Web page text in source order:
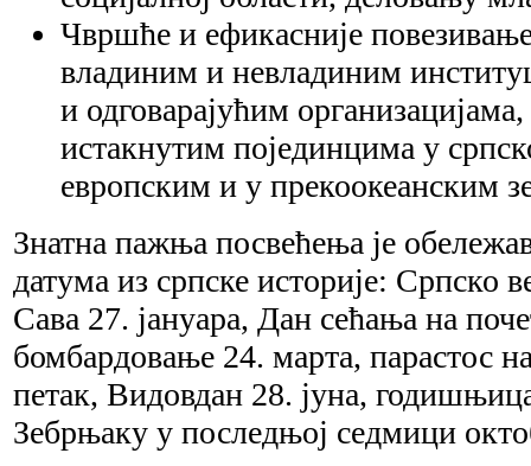
Чвршће и ефикасније
владиним и невладиним
и одговарајућим
истакнутим појединцима у
европским и у прекоокеанским
Знатна пажња посвећења је
датума из српске историје: Српско
Сава 27. јануара, Дан сећања на
бомбардовање 24. марта, парастос
петак, Видовдан 28. јуна,
Зебрњаку у последњој седмици